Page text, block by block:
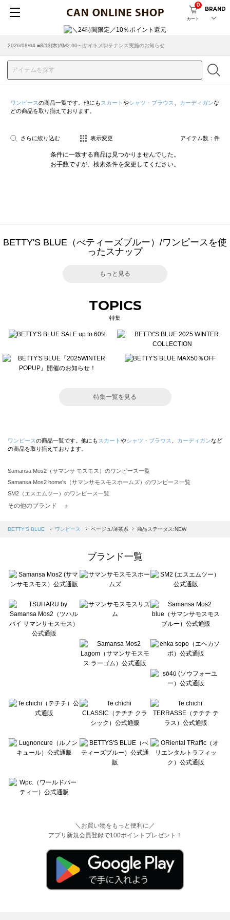
カート
0
BRAND
2026/08/04 ■8/13(木)AM2:00～サイトメンテナンス実施のお知らせ
2026/03/18 ■店舗受け取りサービスのご案内
ワンピースの商品一覧です。他にも スカート やシャツ・ブラウス カーディガンな
どの商品を取り揃えております。
さらに絞り込む 表示変更 アイテム数： 件
条件に一致する商品は見つかりませんでした。
お手数ですが、検索条件を変更してください。
BETTY'S BLUE（べティーズブルー）/ワンピースを使
ったスナップ
もっと見る
TOPICS
特集
特集一覧を見る
ワンピースの商品一覧です。他にも スカート やシャツ・ブラウス カーディガンなど
の商品を取り揃えております。
Samansa Mos2（サマンサ モスモス）のワンピース一覧
Samansa Mos2 home's（サマンサモスモスホームズ）のワンピース一覧
SM2（エスエムツー）のワンピース一覧
TSUHARU by Samansa Mos2（ツハルバイサマンサモスモス）のワンピース一覧
Samansa Mos2 blue（サマンサモスモス ブルー）のワンピース一覧
sō4ū（ソウフォーユー）のワンピース一覧
Te chichi（テチチ）のワンピース一覧
Te chichi CLASSIC（テチチ クラシック）のワンピース一覧
Lugnoncure（ルノンキュール）のワンピース一覧
BETTY'S BLUE（べティーズブルー）のワンピース一覧
Wpc.（ワールドパーティー）のワンピース一覧
その他のブランド ＋
BETTY'S BLUE ワンピース ベージュ/薄茶系 商品ステータス:NEW
ブランド一覧
＼お買い物をもっと便利に／
アプリ新規会員登録で100ポイントプレゼント！